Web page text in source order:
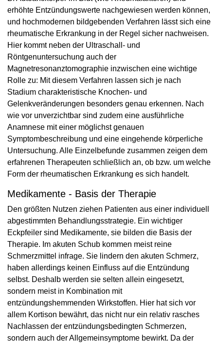
erhöhte Entzündungswerte nachgewiesen werden können,
und hochmodernen bildgebenden Verfahren lässt sich eine
rheumatische Erkrankung in der Regel sicher nachweisen.
Hier kommt neben der Ultraschall- und
Röntgenuntersuchung auch der
Magnetresonanztomographie inzwischen eine wichtige
Rolle zu: Mit diesem Verfahren lassen sich je nach
Stadium charakteristische Knochen- und
Gelenkveränderungen besonders genau erkennen. Nach
wie vor unverzichtbar sind zudem eine ausführliche
Anamnese mit einer möglichst genauen
Symptombeschreibung und eine eingehende körperliche
Untersuchung. Alle Einzelbefunde zusammen zeigen dem
erfahrenen Therapeuten schließlich an, ob bzw. um welche
Form der rheumatischen Erkrankung es sich handelt.
Medikamente - Basis der Therapie
Den größten Nutzen ziehen Patienten aus einer individuell
abgestimmten Behandlungsstrategie. Ein wichtiger
Eckpfeiler sind Medikamente, sie bilden die Basis der
Therapie. Im akuten Schub kommen meist reine
Schmerzmittel infrage. Sie lindern den akuten Schmerz,
haben allerdings keinen Einfluss auf die Entzündung
selbst. Deshalb werden sie selten allein eingesetzt,
sondern meist in Kombination mit
entzündungshemmenden Wirkstoffen. Hier hat sich vor
allem Kortison bewährt, das nicht nur ein relativ rasches
Nachlassen der entzündungsbedingten Schmerzen,
sondern auch der Allgemeinsymptome bewirkt. Da der